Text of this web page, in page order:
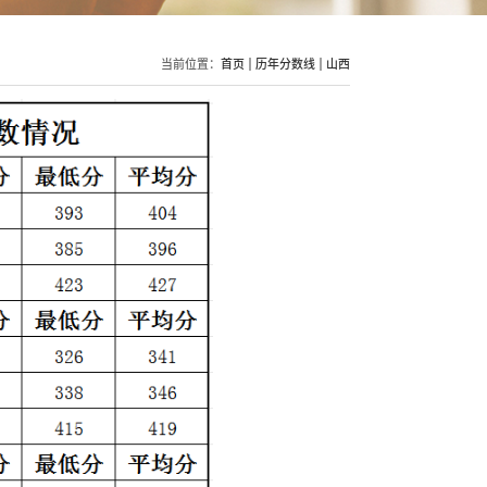
当前位置： 首页 历年分数线 山西